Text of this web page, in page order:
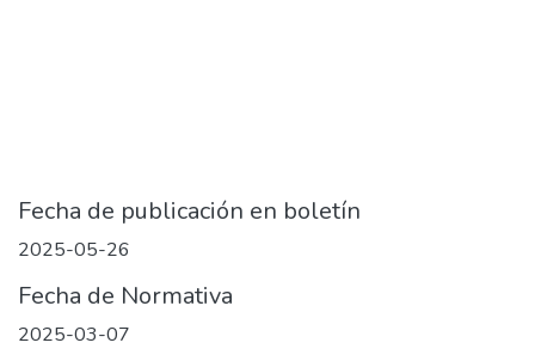
Fecha de publicación en boletín
2025-05-26
Fecha de Normativa
2025-03-07